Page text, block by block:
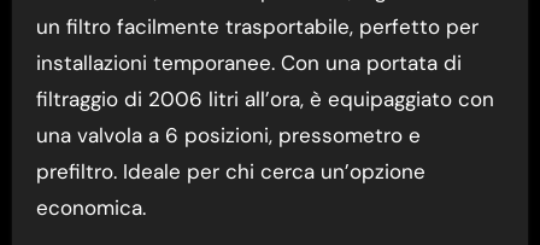
un filtro facilmente trasportabile, perfetto per
installazioni temporanee. Con una portata di
filtraggio di 2006 litri all’ora, è equipaggiato con
una valvola a 6 posizioni, pressometro e
prefiltro. Ideale per chi cerca un’opzione
economica.